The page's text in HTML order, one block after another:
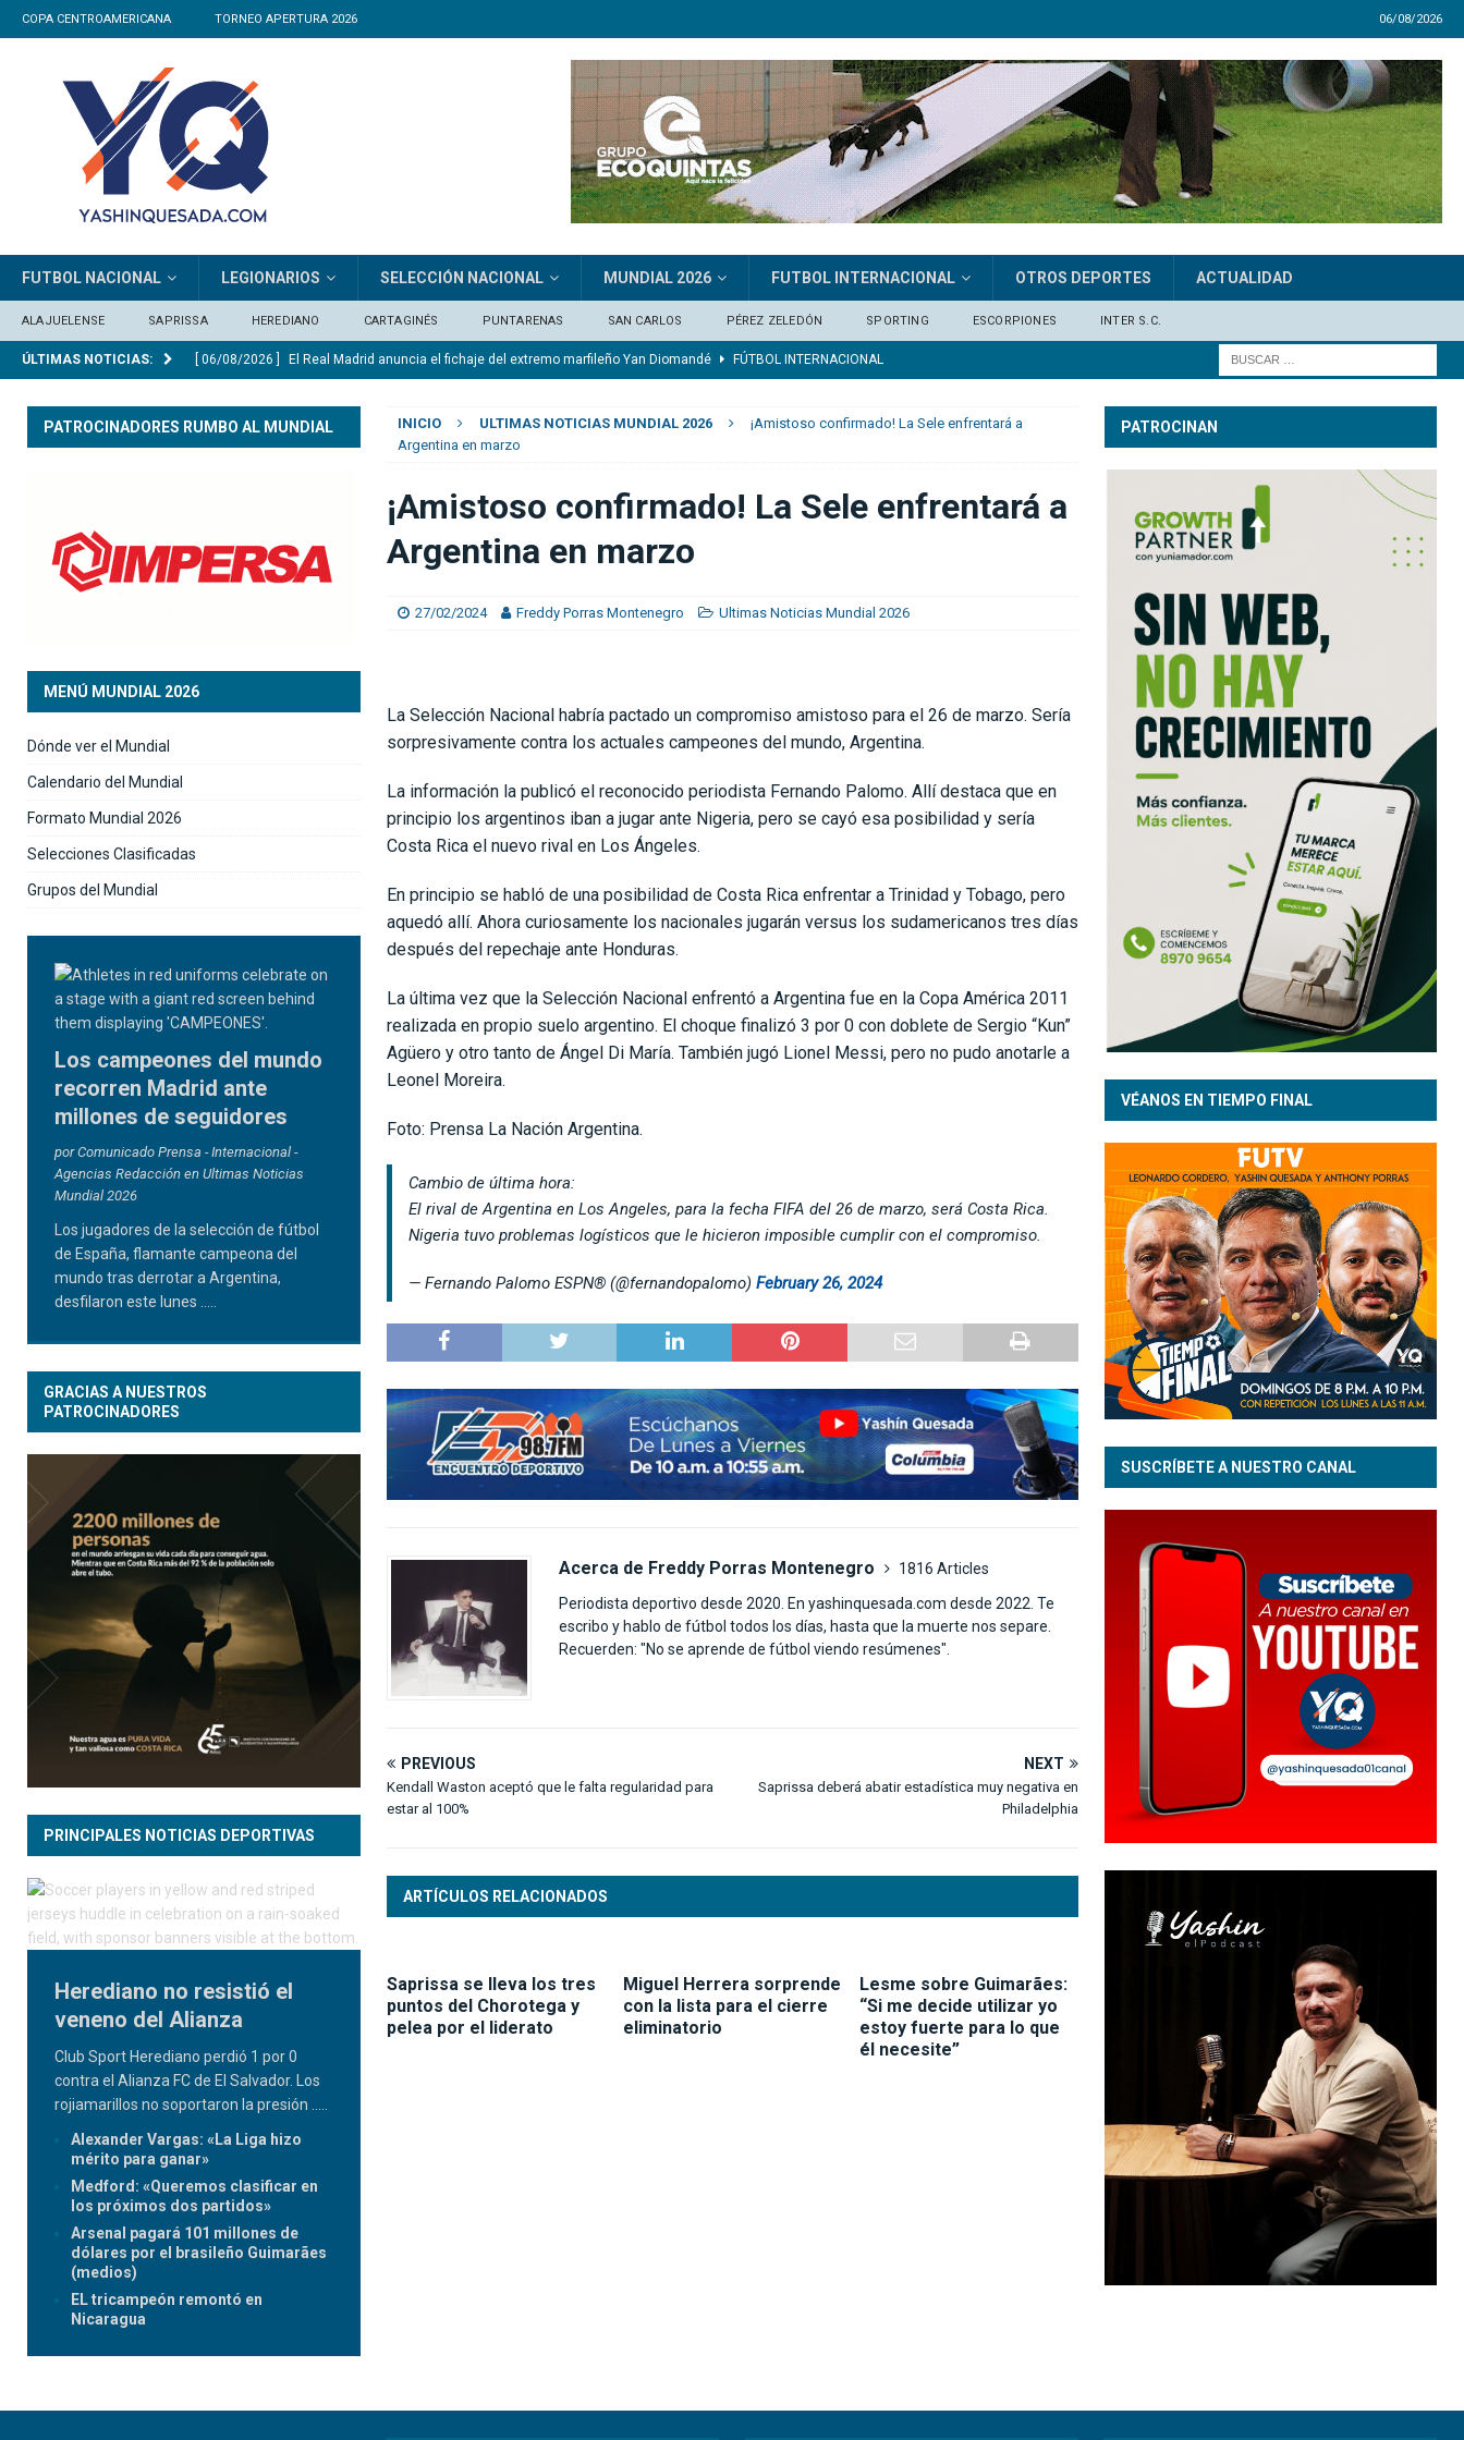
COPA CENTROAMERICANA TORNEO APERTURA 2026 06/08/2026
FUTBOL NACIONAL LEGIONARIOS SELECCIÓN NACIONAL MUNDIAL 2026 FUTBOL INTERNACIONAL OTROS DEPORTES ACTUALIDAD
ALAJUELENSE SAPRISSA HEREDIANO CARTAGINÉS PUNTARENAS SAN CARLOS PÉREZ ZELEDÓN SPORTING ESCORPIONES INTER S.C.
ÚLTIMAS NOTICIAS: [ 06/08/2026 ] El Real Madrid anuncia el fichaje del extremo marfileño Yan Diomandé FÚTBOL INTERNACIONAL
[ 05/08/2026 ] Saprissa consigue un triunfo agónico ante Alianza
[ 06/08/2026 ] José Giacone: «El panorama queda comprometido» CLUB SPORT HEREDIANO
INICIO ULTIMAS NOTICIAS MUNDIAL 2026
¡Amistoso confirmado! La Sele enfrentará a
Argentina en marzo
¡Amistoso confirmado! La Sele enfrentará a
Argentina en marzo
27/02/2024 Freddy Porras Montenegro Ultimas Noticias Mundial 2026
La Selección Nacional habría pactado un compromiso amistoso para el 26 de marzo. Sería
sorpresivamente contra los actuales campeones del mundo, Argentina.
La información la publicó el reconocido periodista Fernando Palomo. Allí destaca que en
principio los argentinos iban a jugar ante Nigeria, pero se cayó esa posibilidad y sería
Costa Rica el nuevo rival en Los Ángeles.
En principio se habló de una posibilidad de Costa Rica enfrentar a Trinidad y Tobago, pero
aquedó allí. Ahora curiosamente los nacionales jugarán versus los sudamericanos tres días
después del repechaje ante Honduras.
La última vez que la Selección Nacional enfrentó a Argentina fue en la Copa América 2011
realizada en propio suelo argentino. El choque finalizó 3 por 0 con doblete de Sergio “Kun”
Agüero y otro tanto de Ángel Di María. También jugó Lionel Messi, pero no pudo anotarle a
Leonel Moreira.
Foto: Prensa La Nación Argentina.
Cambio de última hora:
El rival de Argentina en Los Angeles, para la fecha FIFA del 26 de marzo, será Costa Rica.
Nigeria tuvo problemas logísticos que le hicieron imposible cumplir con el compromiso.
— Fernando Palomo ESPN®️ (@fernandopalomo) February 26, 2024
Acerca de Freddy Porras Montenegro
1816 Articles
Periodista deportivo desde 2020. En yashinquesada.com desde 2022. Te
escribo y hablo de fútbol todos los días, hasta que la muerte nos separe.
Recuerden: "No se aprende de fútbol viendo resúmenes".
PREVIOUS
Kendall Waston aceptó que le falta regularidad para
estar al 100%
NEXT
Saprissa deberá abatir estadística muy negativa en
Philadelphia
ARTÍCULOS RELACIONADOS
Saprissa se lleva los tres
puntos del Chorotega y
pelea por el liderato
Miguel Herrera sorprende
con la lista para el cierre
eliminatorio
Lesme sobre Guimarães:
“Si me decide utilizar yo
estoy fuerte para lo que
él necesite”
PATROCINADORES RUMBO AL MUNDIAL
MENÚ MUNDIAL 2026
Dónde ver el Mundial
Calendario del Mundial
Formato Mundial 2026
Selecciones Clasificadas
Grupos del Mundial
Los campeones del mundo
recorren Madrid ante
millones de seguidores
por Comunicado Prensa - Internacional -
Agencias Redacción en Ultimas Noticias
Mundial 2026
Los jugadores de la selección de fútbol
de España, flamante campeona del
mundo tras derrotar a Argentina,
desfilaron este lunes
GRACIAS A NUESTROS
PATROCINADORES
PRINCIPALES NOTICIAS DEPORTIVAS
Herediano no resistió el
veneno del Alianza
Club Sport Herediano perdió 1 por 0
contra el Alianza FC de El Salvador. Los
rojiamarillos no soportaron la presión
Alexander Vargas: «La Liga hizo
mérito para ganar»
Medford: «Queremos clasificar en
los próximos dos partidos»
Arsenal pagará 101 millones de
dólares por el brasileño Guimarães
(medios)
EL tricampeón remontó en
Nicaragua
PATROCINAN
VÉANOS EN TIEMPO FINAL
SUSCRÍBETE A NUESTRO CANAL